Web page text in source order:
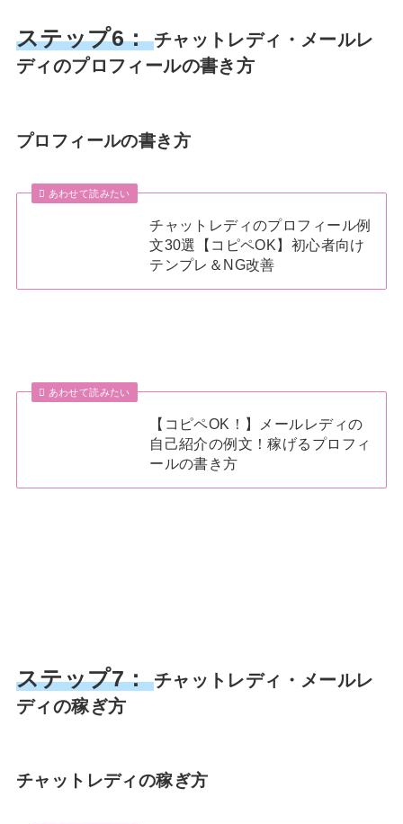
ステップ6： チャットレディ・メールレ
ディのプロフィールの書き方
プロフィールの書き方
あわせて読みたい
チャットレディのプロフィール例
文30選【コピペOK】初心者向け
テンプレ＆NG改善
あわせて読みたい
【コピペOK！】メールレディの
自己紹介の例文！稼げるプロフィ
ールの書き方
ステップ7： チャットレディ・メールレ
ディの稼ぎ方
チャットレディの稼ぎ方